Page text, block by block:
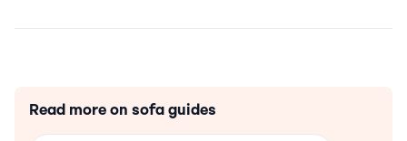
Read more on sofa guides